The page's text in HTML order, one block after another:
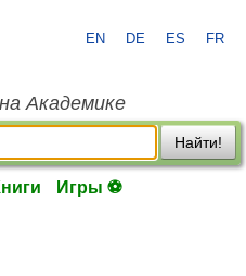
EN DE ES FR
Академике
Найти!
Игры ⚽